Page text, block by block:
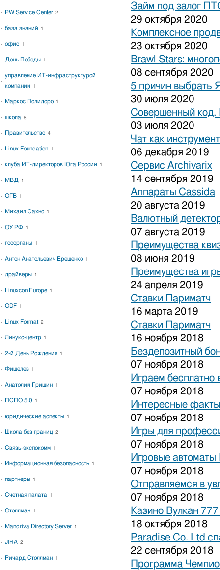
Займ под залог
29 октября 2020
Комплексное
23 октября 2020
Brawl Stars:
08 сентября 2020
5 причин выбрать
30 июля 2020
Совершенный код.
03 июля 2020
Чат как
06 декабря 2019
Сервис Archivarix
14 сентября 2019
Аппараты Cassida
20 августа 2019
Валютный
07 августа 2019
Преимущества
08 июня 2019
Преимущества
24 апреля 2019
Ставки Париматч
16 марта 2019
Ставки Париматч
16 ноября 2018
Бездепозитный
07 ноября 2018
Играем бесплатно
07 ноября 2018
Интересные
07 ноября 2018
Игры для
07 ноября 2018
Игровые автоматы
07 ноября 2018
Отправляемся в
07 ноября 2018
Казино Вулкан
18 октября 2018
Paradise Co. Ltd
22 сентября 2018
Программа
PW Service Center 2
база знаний 1
офис 1
День Победы 1
управление ИТ-инфраструктурой
компании
1
Маркос Полидоро 1
школа 8
Правительство 4
Linux Foundation 1
клуба ИТ-директоров Юга России 1
МВД 1
ОГВ 1
Михаил Сахно 1
ОУ РФ 1
госорганы 1
Антон Анатольевич Ерещенко 1
драйверы 1
Linuxcon Europe 1
ODF 1
Linux Format 2
Линукс-центр 1
2-й День Рождения 1
Фишелев 1
Анатолий Гришин 1
ПСПО 5.0 1
юридические аспекты 1
Школа без границ 2
Связь-экспокомм 1
Информационная безопасность 1
партнеры 1
Счетная палата 1
Столлман 1
Mandriva Directory Server 1
JIRA 2
Ричард Столлман 1